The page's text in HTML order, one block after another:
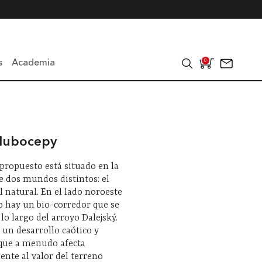
Academia 0
está situado en la
dos mundos distintos: el
natural. En el lado noroeste
hay un bio-corredor que se
largo del arroyo Dalejský.
un desarrollo caótico y
a menudo afecta
al valor del terreno